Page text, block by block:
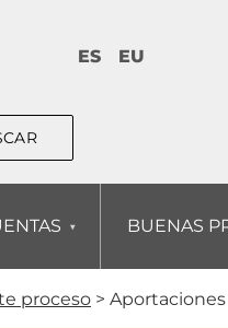
ES EU
BUENAS
proceso